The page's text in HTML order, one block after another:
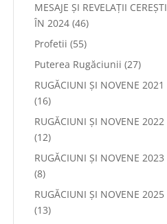
MESAJE ȘI REVELAȚII CEREȘTI
ÎN 2024 (46)
Profetii (55)
Puterea Rugăciunii (27)
RUGĂCIUNI ȘI NOVENE 2021
(16)
RUGĂCIUNI ȘI NOVENE 2022
(12)
RUGĂCIUNI ȘI NOVENE 2023
(8)
RUGĂCIUNI ȘI NOVENE 2025
(13)